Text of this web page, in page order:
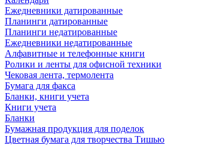
Ежедневники датированные
Планинги датированные
Планинги недатированные
Ежедневники недатированные
Алфавитные и телефонные книги
Ролики и ленты для офисной техники
Чековая лента, термолента
Бумага для факса
Бланки, книги учета
Книги учета
Бланки
Бумажная продукция для поделок
Цветная бумага для творчества Тишью